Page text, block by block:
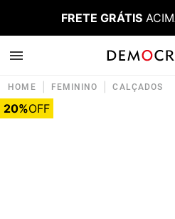
FRETE GRÁTIS
HOME FEMININO CALÇADOS
20%OFF